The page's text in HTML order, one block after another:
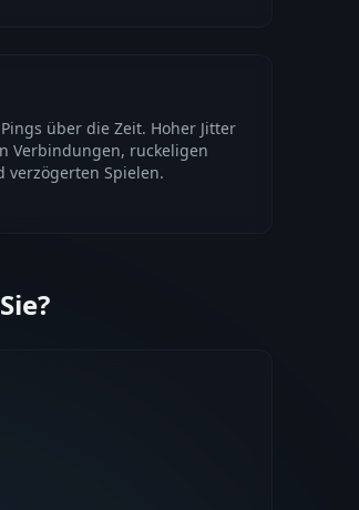
über die Zeit. Hoher Jitter
Verbindungen, ruckeligen
verzögerten Spielen.